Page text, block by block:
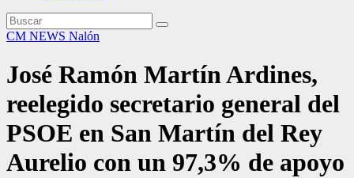
CM NEWS Nalón
José Ramón Martín Ardines,
reelegido secretario general del
PSOE en San Martín del Rey
Aurelio con un 97,3% de apoyo